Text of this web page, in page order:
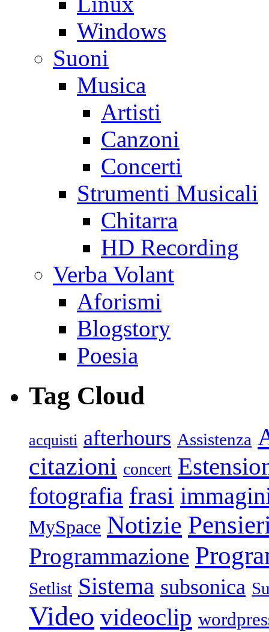
Windows
Suoni
Musica
Artisti
Canzoni
Concerti
Strumenti Musicali
Chitarra
HD Recording
Verba Volant
Aforismi
Blogstory
Poesia
Tag Cloud
acquisti afterhours Assistenza
citazioni concert
fotografia frasi
MySpace Notizie
Programmazione
Setlist Sistema subsonica
Video videoclip